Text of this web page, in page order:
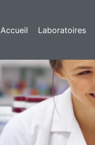
Accueil Laboratoires